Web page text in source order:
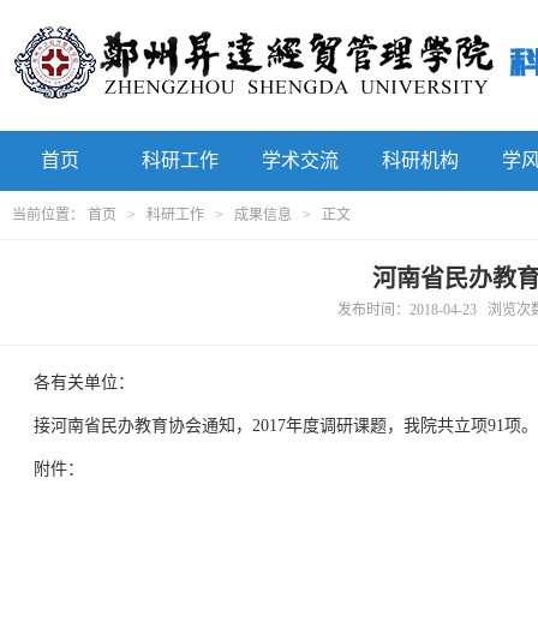
首页 科研工作 学术交流 科研机构 学
当前位置： 首页 > 科研工作 > 成果信息 > 正文
河南省民办教
发布时间：2018-04-23 浏览次
各有关单位：
接河南省民办教育协会通知，2017年度调研课题，我院共立项91项
附件：